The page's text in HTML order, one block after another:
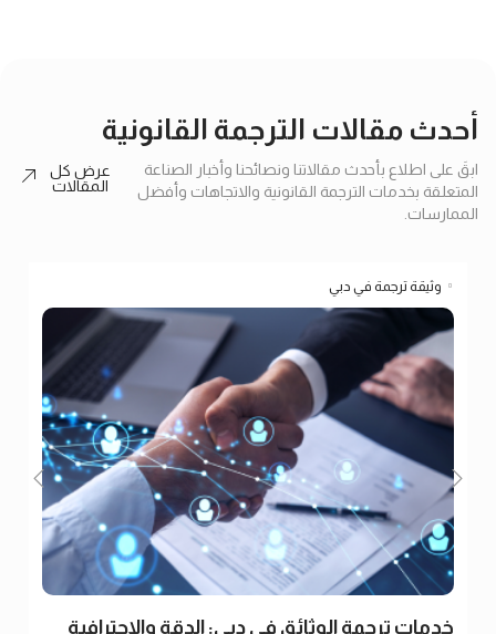
أحدث مقالات الترجمة القانونية
ابقَ على اطلاع بأحدث مقالاتنا ونصائحنا وأخبار الصناعة
المتعلقة بخدمات الترجمة القانونية والاتجاهات وأفضل
الممارسات.
عرض كل
المقالات
وثيقة ترجمة في دبي
خدمات ترجمة الوثائق في دبي: الدقة والاحترافية